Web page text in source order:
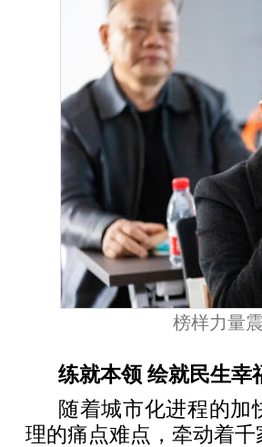
榜样力量
练就本领 绘就民生幸
随着城市化进程的加
理的痛点难点，牵动着